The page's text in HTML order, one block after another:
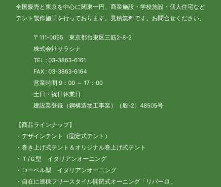
全国販売と東京を中心に関東一円、商業施設・学校施設・個人住宅など
テント製作施工を行っております。見積無料です。お問合せください。
〒111-0055 東京都台東区三筋2-8-2
株式会社サラシナ
TEL : 03-3863-6161
FAX : 03-3863-6164
営業時間 9：00 ～ 17：00
土日・祝日休業日
建設業登録（鋼構造物工事業）（般-2）48505号
【商品ラインナップ】
・デザインテント（固定式テント）
・巻き上げ式テント＆オリジナル巻上げ式テント
・Ｔ/Ｇ型 イタリアンオーニング
・コーベル型 イタリアンオーニング
・自在に連棟フリースタイル開閉式オーニング「リパーロ」